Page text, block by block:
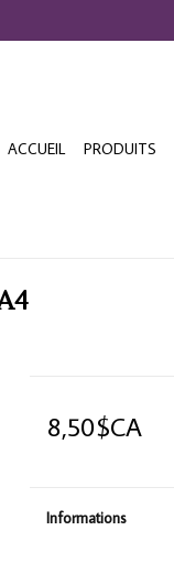
ACCUEIL PRODUITS
8,50$CA
Informations